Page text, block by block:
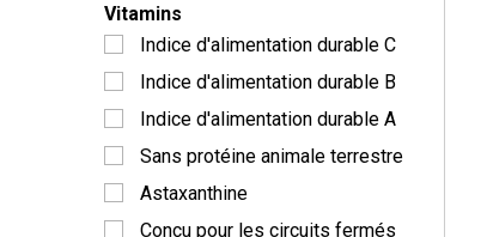
Vitamins
Indice d'alimentation durable C
Indice d'alimentation durable B
Indice d'alimentation durable A
Sans protéine animale terrestre
Astaxanthine
Conçu pour les circuits fermés